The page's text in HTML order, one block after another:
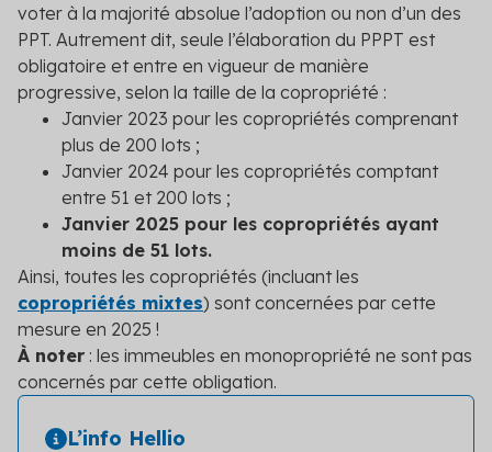
voter à la majorité absolue l’adoption ou non d’un des
PPT. Autrement dit, seule l’élaboration du PPPT est
obligatoire et entre en vigueur de manière
progressive, selon la taille de la copropriété :
Janvier 2023 pour les copropriétés comprenant
plus de 200 lots ;
Janvier 2024 pour les copropriétés comptant
entre 51 et 200 lots ;
Janvier 2025 pour les copropriétés ayant
moins de 51 lots.
Ainsi, toutes les copropriétés (incluant les
copropriétés mixtes) sont concernées par cette
mesure en 2025 !
À noter : les immeubles en monopropriété ne sont pas
concernés par cette obligation.
L’info Hellio